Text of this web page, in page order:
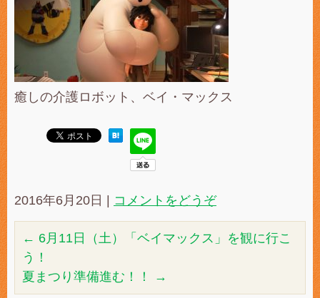
癒しの介護ロボット、ベイ・マックス
2016年6月20日 コメントをどうぞ
← 6月11日（土）「ベイマックス」を観に行こ
う！
夏まつり準備進む！！
→